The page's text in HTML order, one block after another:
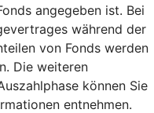
angegeben ist. Bei
während der
von Fonds werden
Die weiteren
können Sie
entnehmen.